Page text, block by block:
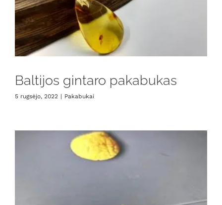
Baltijos gintaro pakabukas
5 rugsėjo, 2022 | Pakabukai